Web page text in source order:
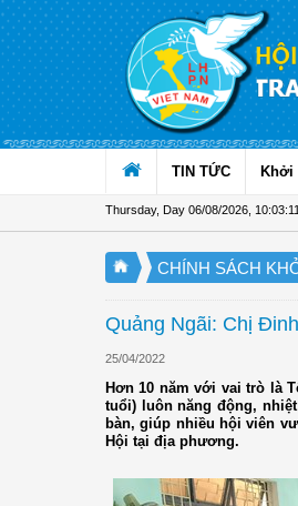
Skip to Content
TIN TỨC Khởi
Thursday, Day 06/08/2026 10:03:12
CHÍNH SÁCH
Quảng Ngãi: Chị
25/04/2022
Hơn 10 năm với vai trò là
tuổi) luôn năng động,
bàn, giúp nhiều hội viên
Hội tại địa phương.